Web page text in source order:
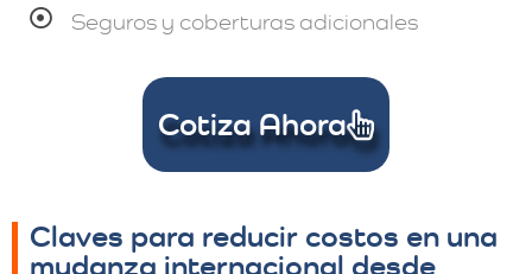
Seguros y coberturas adicionales
Cotiza Ahora
Claves para reducir costos en una
mudanza internacional desde